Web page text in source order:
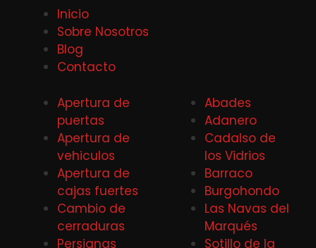
Inicio
Sobre Nosotros
Blog
Contacto
Apertura de
puertas
Apertura de
vehiculos
Apertura de
cajas fuertes
Cambio de
cerraduras
Persianas
Abades
Adanero
Cadalso de
los Vidrios
Barraco
Burgohondo
Las Navas del
Marqués
Sotillo de la